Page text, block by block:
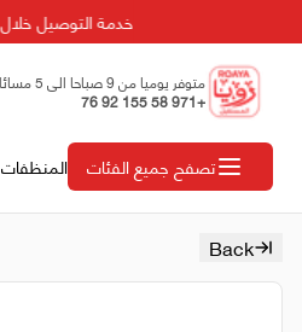
خدمة التوصيل خلال 24 ساعة
متوفر يوميا من 9 صباحا الى 5 مسائا
+971 58 155 92 76
تصفح جميع الفئات المنظفات
Back